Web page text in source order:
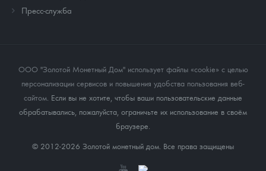
Пресс-служба
ООО "Золотой Монетный Дом" использует файлы «cookie» с целью
персонализации сервисов и повышения удобства пользования веб-
сайтом. Если вы не хотите, чтобы ваши пользовательские данные
обрабатывались, пожалуйста, ограничьте их использование в своём
браузере.
© 2012-2026 Золотой монетный дом. Все права защищены